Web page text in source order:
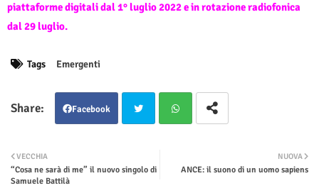
piattaforme digitali dal 1° luglio 2022 e in rotazione radiofonica
dal 29 luglio.
Tags Emergenti
Facebook
ter tsap
NUOVA
ANCE: il suono di un uomo sapiens
VECCHIA
“Cosa ne sarà di me” il nuovo singolo di
Samuele Battilà